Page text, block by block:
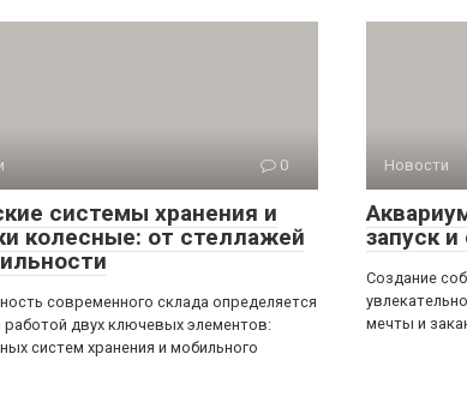
0
системы хранения и
колесные: от стеллажей
современного склада определяется
работой двух ключевых элементов:
систем хранения и мобильного
Новости
запуск
Создание
мечты и